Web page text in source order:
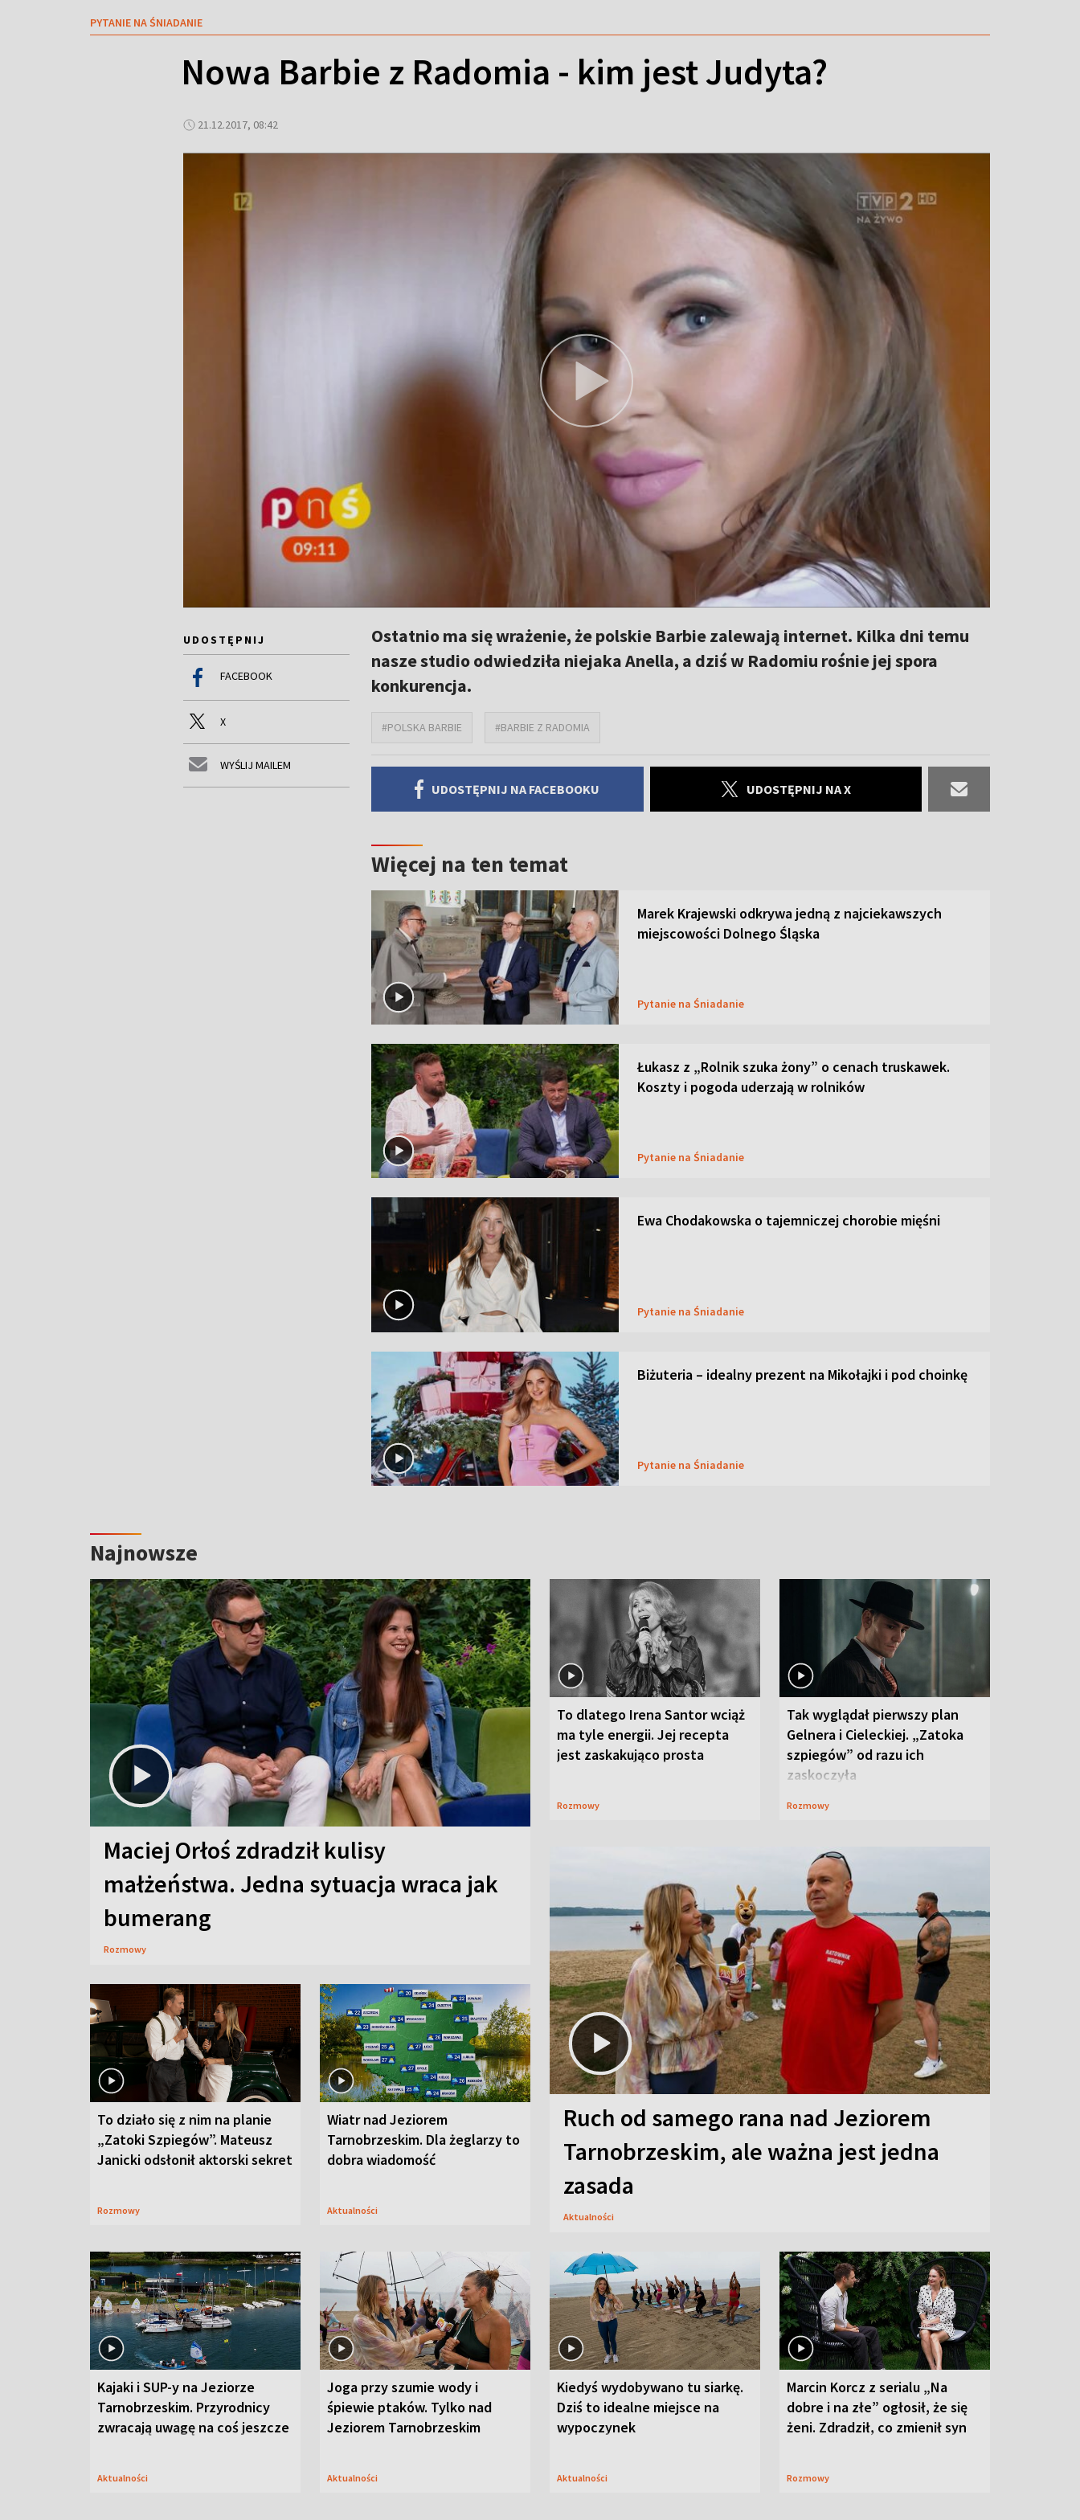
PYTANIE NA ŚNIADANIE
Nowa Barbie z Radomia - kim jest Judyta?
21.12.2017, 08:42
UDOSTĘPNIJ
FACEBOOK
X
WYŚLIJ MAILEM
Ostatnio ma się wrażenie, że polskie Barbie zalewają internet. Kilka dni temu
nasze studio odwiedziła niejaka Anella, a dziś w Radomiu rośnie jej spora
konkurencja.
#POLSKA BARBIE #BARBIE Z RADOMIA
UDOSTĘPNIJ NA FACEBOOKU UDOSTĘPNIJ NA X
Więcej na ten temat
Marek Krajewski odkrywa jedną z najciekawszych
miejscowości Dolnego Śląska
Pytanie na Śniadanie
Łukasz z „Rolnik szuka żony” o cenach truskawek.
Koszty i pogoda uderzają w rolników
Pytanie na Śniadanie
Ewa Chodakowska o tajemniczej chorobie mięśni
Pytanie na Śniadanie
Biżuteria – idealny prezent na Mikołajki i pod choinkę
Pytanie na Śniadanie
Najnowsze
Maciej Orłoś zdradził kulisy
małżeństwa. Jedna sytuacja wraca jak
bumerang
Rozmowy
To dlatego Irena Santor wciąż
ma tyle energii. Jej recepta
jest zaskakująco prosta
Rozmowy
Tak wyglądał pierwszy plan
Gelnera i Cieleckiej. „Zatoka
szpiegów” od razu ich
zaskoczyła
Rozmowy
To działo się z nim na planie
„Zatoki Szpiegów”. Mateusz
Janicki odsłonił aktorski sekret
Rozmowy
Wiatr nad Jeziorem
Tarnobrzeskim. Dla żeglarzy to
dobra wiadomość
Aktualności
Ruch od samego rana nad Jeziorem
Tarnobrzeskim, ale ważna jest jedna
zasada
Aktualności
Kajaki i SUP-y na Jeziorze
Tarnobrzeskim. Przyrodnicy
zwracają uwagę na coś jeszcze
Aktualności
Joga przy szumie wody i
śpiewie ptaków. Tylko nad
Jeziorem Tarnobrzeskim
Aktualności
Kiedyś wydobywano tu siarkę.
Dziś to idealne miejsce na
wypoczynek
Aktualności
Marcin Korcz z serialu „Na
dobre i na złe” ogłosił, że się
żeni. Zdradził, co zmienił syn
Rozmowy